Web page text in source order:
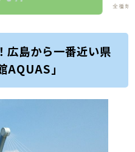
広島から一番近い県
AQUAS」